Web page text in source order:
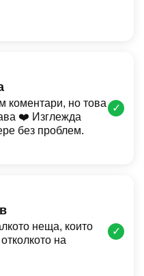
коментари, но това
❤️ Изглежда
без проблем.
✓
неща, които
на
✓